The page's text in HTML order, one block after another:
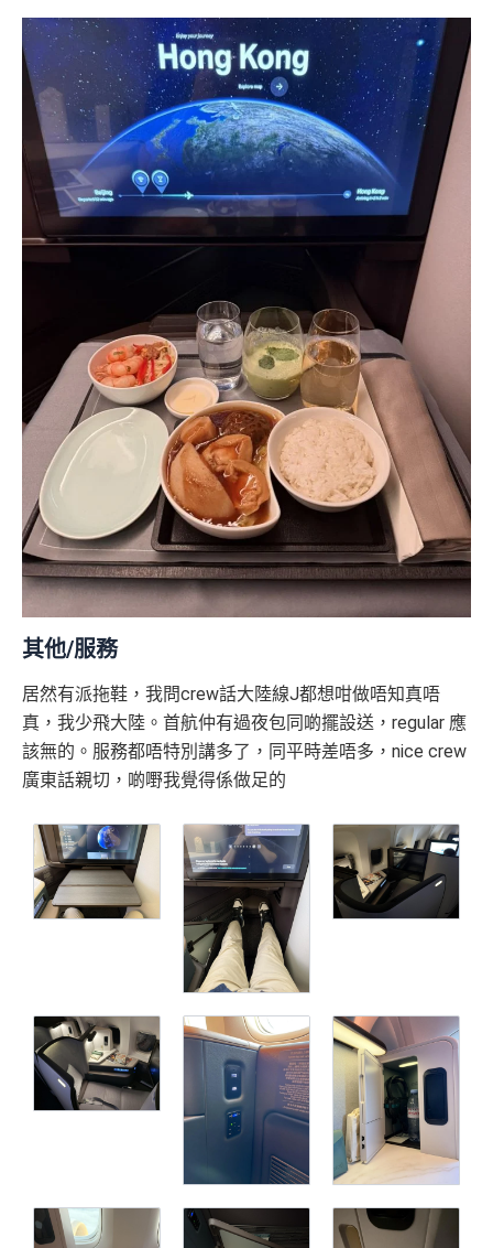
其他/服務
居然有派拖鞋，我問crew話大陸線J都想咁做唔知真唔
真，我少飛大陸。首航仲有過夜包同啲擺設送，regular 應
該無的。服務都唔特別講多了，同平時差唔多，nice crew
廣東話親切，啲嘢我覺得係做足的